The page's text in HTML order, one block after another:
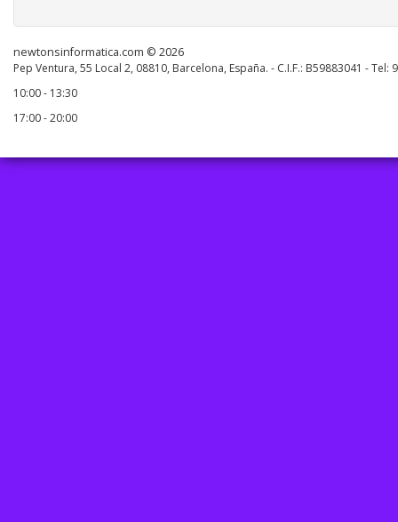
newtonsinformatica.com © 2026
Pep Ventura, 55 Local 2, 08810, Barcelona, España. - C.I.F.: B59883041 - Tel:
10:00 - 13:30
17:00 - 20:00